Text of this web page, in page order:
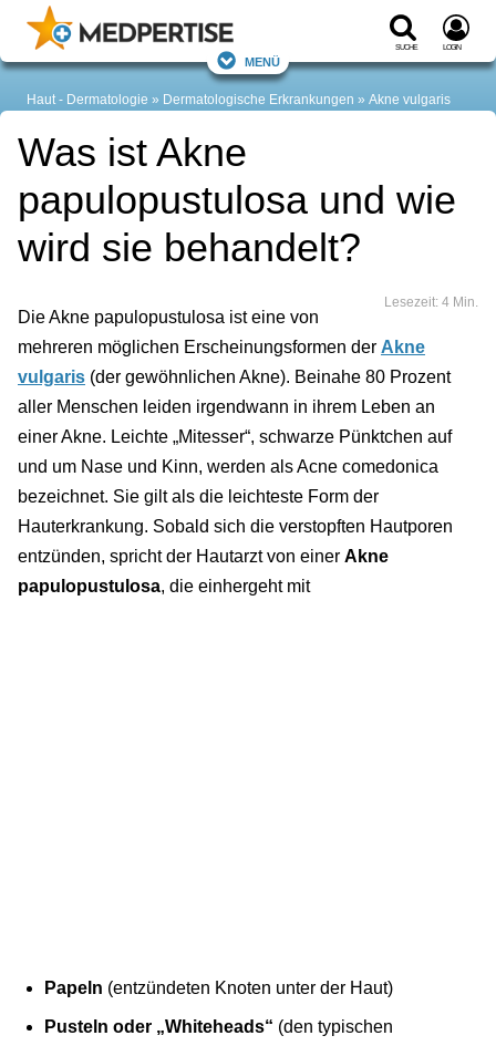
Suche Login
Menü
Haut - Dermatologie Dermatologische Erkrankungen Akne vulgaris
Was ist Akne
papulopustulosa und wie
wird sie behandelt?
Lesezeit: 4 Min.
Die Akne papulopustulosa ist eine von
mehreren möglichen Erscheinungsformen der Akne
vulgaris (der gewöhnlichen Akne). Beinahe 80 Prozent
aller Menschen leiden irgendwann in ihrem Leben an
einer Akne. Leichte „Mitesser“, schwarze Pünktchen auf
und um Nase und Kinn, werden als Acne comedonica
bezeichnet. Sie gilt als die leichteste Form der
Hauterkrankung. Sobald sich die verstopften Hautporen
entzünden, spricht der Hautarzt von einer Akne
papulopustulosa, die einhergeht mit
Papeln (entzündeten Knoten unter der Haut)
Pusteln oder „Whiteheads“ (den typischen